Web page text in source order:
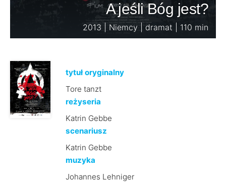
A jeśli Bóg jest?
2013 | Niemcy | dramat | 110 min
tytuł oryginalny
Tore tanzt
reżyseria
Katrin Gebbe
scenariusz
Katrin Gebbe
muzyka
Johannes Lehniger